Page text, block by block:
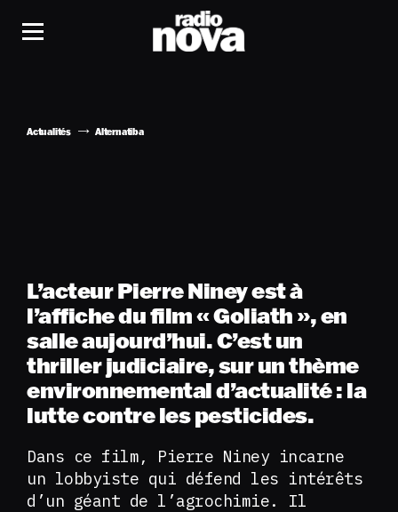
Actualités Alternatiba
L’acteur Pierre Niney est à
l’affiche du film « Goliath », en
salle aujourd’hui. C’est un
thriller judiciaire, sur un thème
environnemental d’actualité : la
lutte contre les pesticides.
Dans ce film, Pierre Niney incarne
un lobbyiste qui défend les intérêts
d’un géant de l’agrochimie. Il